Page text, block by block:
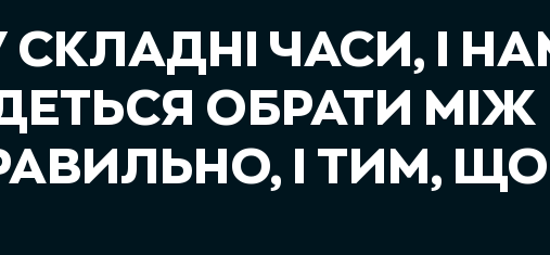
ЧАСИ, І
ОБРАТИ МІЖ
І ТИМ, ЩО